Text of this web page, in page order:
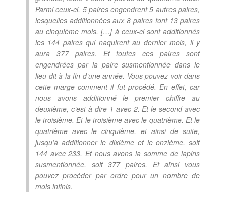
Parmi ceux-ci, 5 paires engendrent 5 autres paires,
lesquelles additionnées aux 8 paires font 13 paires
au cinquième mois. […] à ceux-ci sont additionnés
les 144 paires qui naquirent au dernier mois, il y
aura 377 paires. Et toutes ces paires sont
engendrées par la paire susmentionnée dans le
lieu dit à la fin d’une année. Vous pouvez voir dans
cette marge comment il fut procédé. En effet, car
nous avons additionné le premier chiffre au
deuxième, c’est-à-dire 1 avec 2. Et le second avec
le troisième. Et le troisième avec le quatrième. Et le
quatrième avec le cinquième, et ainsi de suite,
jusqu’à additionner le dixième et le onzième, soit
144 avec 233. Et nous avons la somme de lapins
susmentionnée, soit 377 paires. Et ainsi vous
pouvez procéder par ordre pour un nombre de
mois infinis.